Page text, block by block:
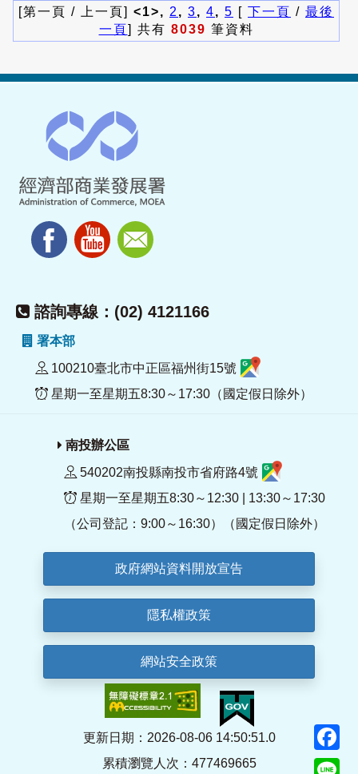
[第一頁 / 上一頁] <1>, 2 , 3, 4, 5 [ 下一頁 / 最後
一頁] 共有 8039 筆資料
諮詢專線：(02) 4121166
署本部
100210臺北市中正區福州街15號
星期一至星期五8:30～17:30（國定假日除外）
南投辦公區
540202南投縣南投市省府路4號
星期一至星期五8:30～12:30 | 13:30～17:30
（公司登記：9:00～16:30）（國定假日除外）
政府網站資料開放宣告
隱私權政策
網站安全政策
更新日期：2026-08-06 14:50:51.0
累積瀏覽人次：477469665